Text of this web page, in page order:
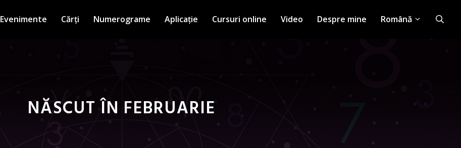
Evenimente Cărți Numerograme Aplicație Cursuri online Video Despre mine Română
NĂSCUT ÎN FEBRUARIE